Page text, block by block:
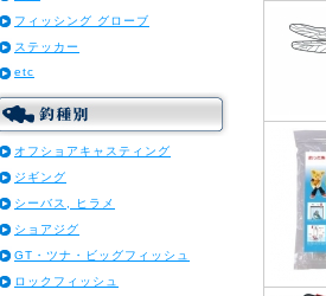
フィッシング グローブ
ステッカー
etc
オフショアキャスティング
ジギング
シーバス, ヒラメ
ショアジグ
GT・ツナ・ビッグフィッシュ
ロックフィッシュ